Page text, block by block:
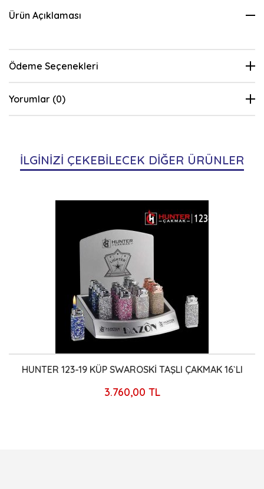
Ürün Açıklaması
Ödeme Seçenekleri
Yorumlar (0)
İLGİNİZİ ÇEKEBİLECEK DİĞER ÜRÜNLER
HUNTER 123-19 KÜP SWAROSKİ TAŞLI ÇAKMAK 16`LI
3.760,00 TL